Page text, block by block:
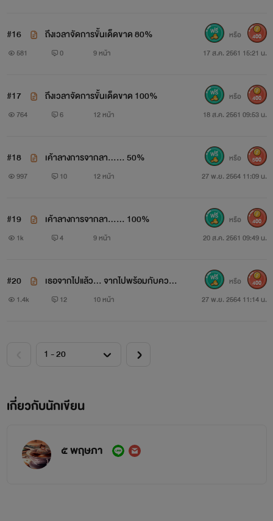
#16 ถึงเวลาจัดการขั้นเด็ดขาด 80%
581 0 9 หน้า 17 ส.ค. 2561 15:21 น.
หรือ 400
#17 ถึงเวลาจัดการขั้นเด็ดขาด 100%
764 6 12 หน้า 18 ส.ค. 2561 09:53 น.
หรือ 400
#18 เค้าลางการจากลา...... 50%
997 10 12 หน้า 27 พ.ย. 2564 11:09 น.
หรือ 500
#19 เค้าลางการจากลา...... 100%
1k 4 9 หน้า 20 ส.ค. 2561 09:49 น.
หรือ 400
#20
เธอจากไปแล้ว... จากไปพร้อมกับความ
จริงที่แสนเจ็บปวด!!! 50%
1.4k 12 10 หน้า 27 พ.ย. 2564 11:14 น.
หรือ 400
เกี่ยวกับนักเขียน
๕ พฤษภา